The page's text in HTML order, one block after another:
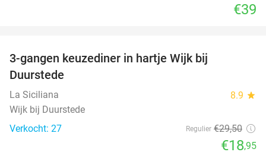
€39
3-gangen keuzediner in hartje Wijk bij
Duurstede
La Siciliana 8.9 star
Wijk bij Duurstede
Verkocht: 27
Regulier €29,50
€18,95